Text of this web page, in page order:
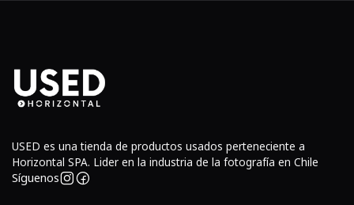
USED es una tienda de productos usados perteneciente a
Horizontal SPA. Lider en la industria de la fotografía en Chile
Síguenos